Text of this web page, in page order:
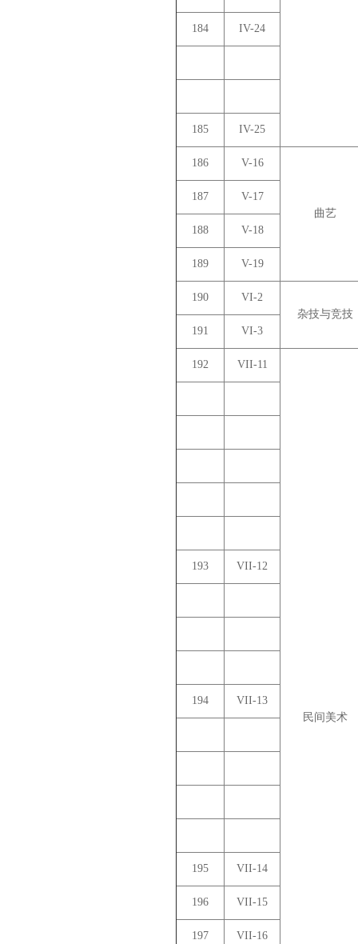
184 IV-24
185 IV-25
186 V-16
曲艺
187 V-17
188 V-18
189 V-19
190
VI-2
杂技与竞技
191
VI-3
192 VII-11
民间美术
193 VII-12
194 VII-13
195 VII-14
196 VII-15
197 VII-16